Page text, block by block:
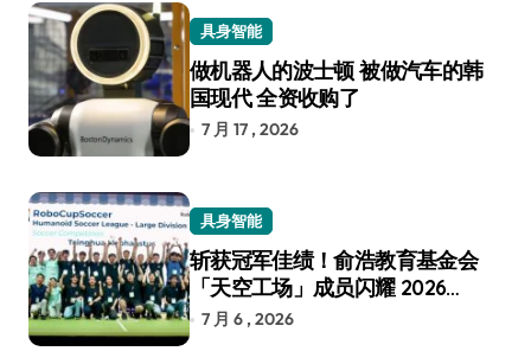
具身智能
做机器人的波士顿 被做汽车的韩
国现代 全资收购了
7 月 17 , 2026
具身智能
斩获冠军佳绩！俞浩教育基金会
「天空工场」成员闪耀 2026
RoboCup 机器人世界杯
7 月 6 , 2026